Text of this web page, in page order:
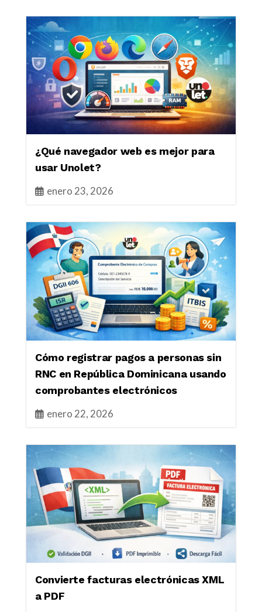
¿Qué navegador web es mejor para
usar Unolet?
enero 23, 2026
Cómo registrar pagos a personas sin
RNC en República Dominicana usando
comprobantes electrónicos
enero 22, 2026
Convierte facturas electrónicas XML
a PDF